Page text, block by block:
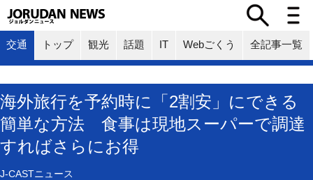
交通 トップ 観光 話題 IT Webごくう 全記事一覧
海外旅行を予約時に「2割安」にできる
簡単な方法 食事は現地スーパーで調達
すればさらにお得
J-CASTニュース